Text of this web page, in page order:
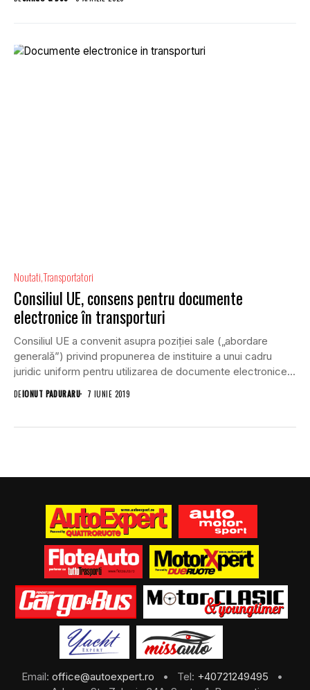
NoutatiTransportatori
Consiliul UE, consens pentru documente
electronice în transporturi
Consiliul UE a convenit asupra poziției sale („abordare
generală”) privind propunerea de instituire a unui cadru
juridic uniform pentru utilizarea de documente electronice...
DEIONUT PADURARU 7 IUNIE 2019
Email: office@autoexpert.ro • Tel: +40721249495
•